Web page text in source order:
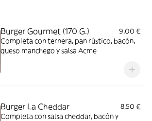
Burger Gourmet (170 G.)
9,00 €
Completa con ternera, pan rústico, bacón,
queso manchego y salsa Acme
Burger La Cheddar
8,50 €
Completa con salsa cheddar, bacón y